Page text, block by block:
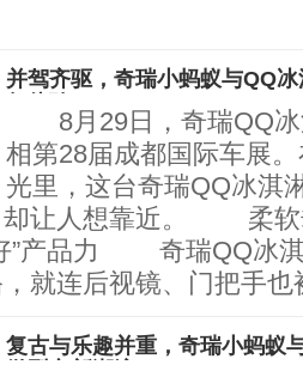
并驾齐驱，奇瑞小蚂蚁与QQ
8月29日，奇瑞QQ冰
相第28届成都国际车展
光里，这台奇瑞QQ冰淇
让人想靠近。 柔软
”产品力 奇瑞QQ冰
就连后视镜、门把手也
复古与乐趣并重，奇瑞小蚂蚁